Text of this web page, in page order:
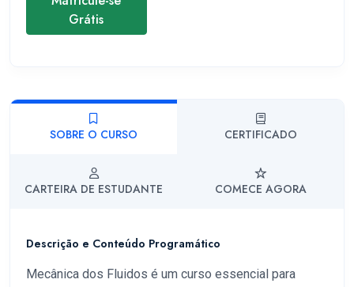
Grátis
SOBRE O CURSO CERTIFICADO
CARTEIRA DE ESTUDANTE COMECE AGORA
Descrição e Conteúdo Programático
Mecânica dos Fluidos é um curso essencial para